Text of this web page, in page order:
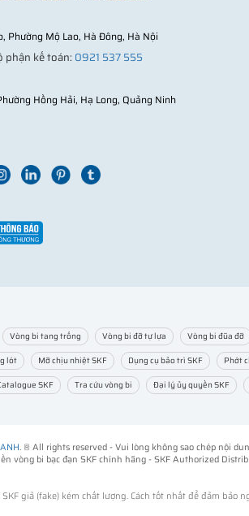
Phường Mộ Lao, Hà Đông, Hà Nội
phận kế toán: 0921 537 555
Hồng Hải, Hạ Long, Quảng Ninh
Vòng bi tang trống Vòng bi đỡ tự lựa Vòng bi đũa đỡ
lót Mỡ chịu nhiệt SKF Dụng cụ bảo trì SKF Phớt
SKF Tra cứu vòng bi Đại lý ủy quyền SKF
. ® All rights reserved - Vui lòng không sao chép nội
vòng bi bạc đạn SKF chính hãng -SKF Authorized
giả (fake) kém chất lượng. Cách tốt nhất để đảm bảo